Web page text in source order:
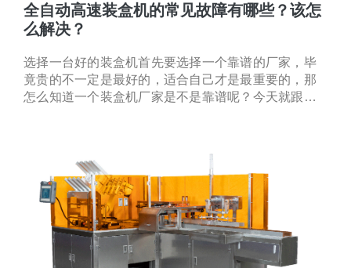
全自动高速装盒机的常见故障有哪些？该怎
么解决？
选择一台好的装盒机首先要选择一个靠谱的厂家，毕
竟贵的不一定是最好的，适合自己才是最重要的，那
怎么知道一个装盒机厂家是不是靠谱呢？今天就跟你